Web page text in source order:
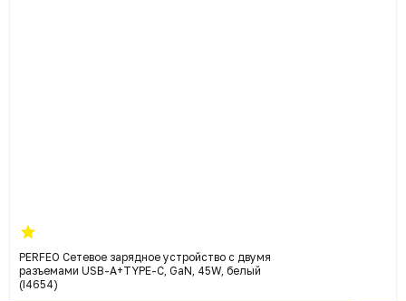
PERFEO Сетевое зарядное устройство с двумя
разъемами USB-A+TYPE-C, GaN, 45W, белый
(I4654)